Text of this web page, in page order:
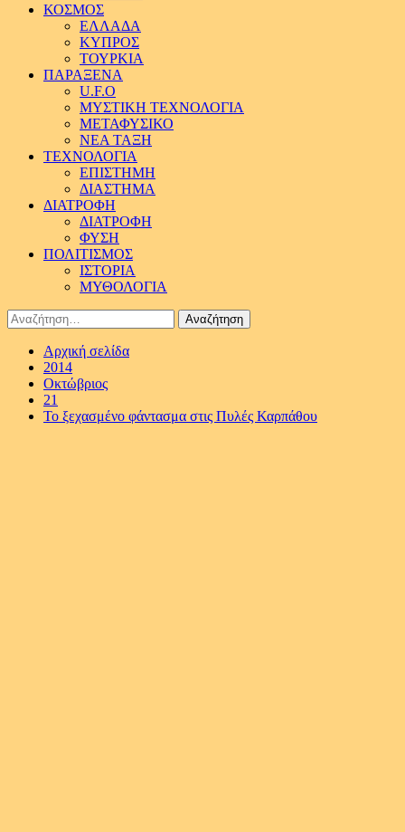
ΚΟΣΜΟΣ
ΕΛΛΑΔΑ
ΚΥΠΡΟΣ
ΤΟΥΡΚΙΑ
ΠΑΡΑΞΕΝΑ
U.F.O
ΜΥΣΤΙΚΗ ΤΕΧΝΟΛΟΓΙΑ
ΜΕΤΑΦΥΣΙΚΟ
ΝΕΑ ΤΑΞΗ
ΤΕΧΝΟΛΟΓΙΑ
ΕΠΙΣΤΗΜΗ
ΔΙΑΣΤΗΜΑ
ΔΙΑΤΡΟΦΗ
ΔΙΑΤΡΟΦΗ
ΦΥΣΗ
ΠΟΛΙΤΙΣΜΟΣ
ΙΣΤΟΡΙΑ
ΜΥΘΟΛΟΓΙΑ
Αναζήτηση
για:
Αρχική σελίδα
2014
Οκτώβριος
21
Το ξεχασμένο φάντασμα στις Πυλές Καρπάθου